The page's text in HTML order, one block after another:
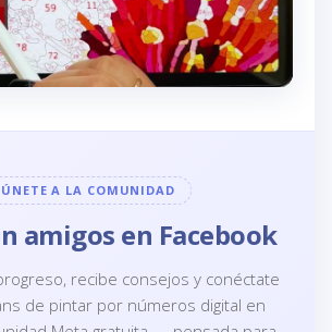
ÚNETE A LA COMUNIDAD
amigos en Facebook
recibe consejos y conéctate
de pintar por números digital en